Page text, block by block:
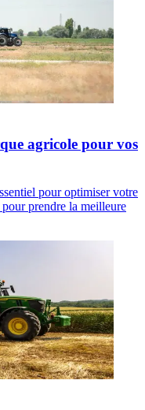
agricole pour vos
pour optimiser votre
prendre la meilleure